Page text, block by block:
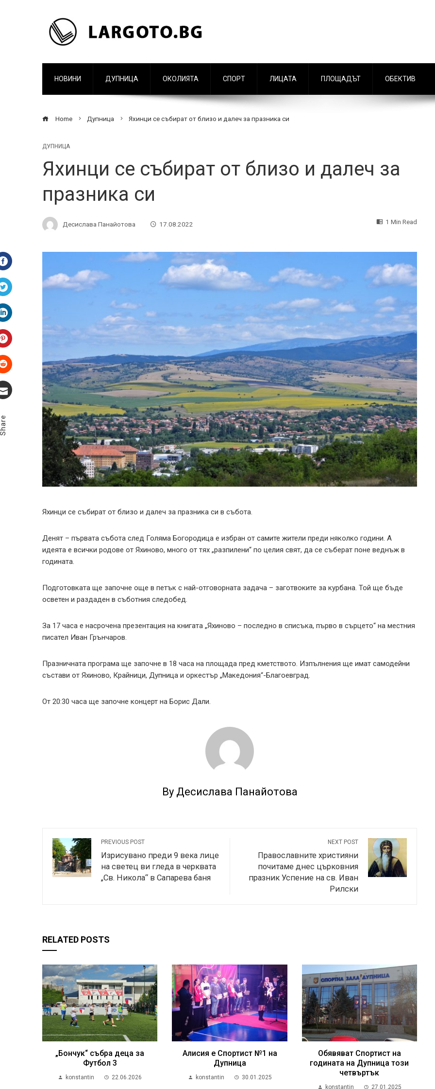
НОВИНИ ДУПНИЦА ОКОЛИЯТА СПОРТ ЛИЦАТА ПЛОЩАДЪТ ОБЕКТИВ
Home Дупница Яхинци се събират от близо и далеч за празника си
ДУПНИЦА
Яхинци се събират от близо и далеч за
празника си
Десислава Панайотова 17.08.2022 1 Min Read
Facebook
Twitter
LinkedIn
Pinterest
Stumbleupon
Яхинци се събират от близо и далеч за празника си в събота.
Денят – първата събота след Голяма Богородица е избран от самите жители преди няколко години. А
идеята е всички родове от Яхиново, много от тях „разпилени“ по целия свят, да се съберат поне веднъж в
годината.
Подготовката ще започне още в петък с най-отговорната задача – заготвоките за курбана. Той ще бъде
осветен и раздаден в съботния следобед.
За 17 часа е насрочена презентация на книгата „Яхиново – последно в списъка, първо в сърцето“ на местния
писател Иван Грънчаров.
Празничната програма ще започне в 18 часа на площада пред кметството. Изпълнения ще имат самодейни
състави от Яхиново, Крайници, Дупница и оркестър „Македония“-Благоевград.
От 20:30 часа ще започне концерт на Борис Дали.
By Десислава Панайотова
PREVIOUS POST
Изрисувано преди 9 века лице
на светец ви гледа в черквата
„Св. Никола“ в Сапарева баня
NEXT POST
Православните християни
почитаме днес църковния
празник Успение на св. Иван
Рилски
RELATED POSTS
„Бончук“ събра деца за
Футбол 3
konstantin 22.06.2026
Алисия е Спортист №1 на
Дупница
konstantin 30.01.2025
Обявяват Спортист на
годината на Дупница този
четвъртък
konstantin 27.01.2025